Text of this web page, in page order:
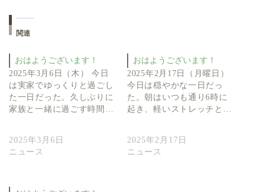
関連
おはようございます！
2025年3月6日（木） 今日
は実家でゆっくりと過ごし
た一日だった。久しぶりに
家族と一緒に過ごす時間…
2025年3月6日
ニュース
おはようございます！
2025年2月17日（月曜日）
今日は穏やかな一日だっ
た。朝はいつも通り6時に
起き、軽いストレッチと…
2025年2月17日
ニュース